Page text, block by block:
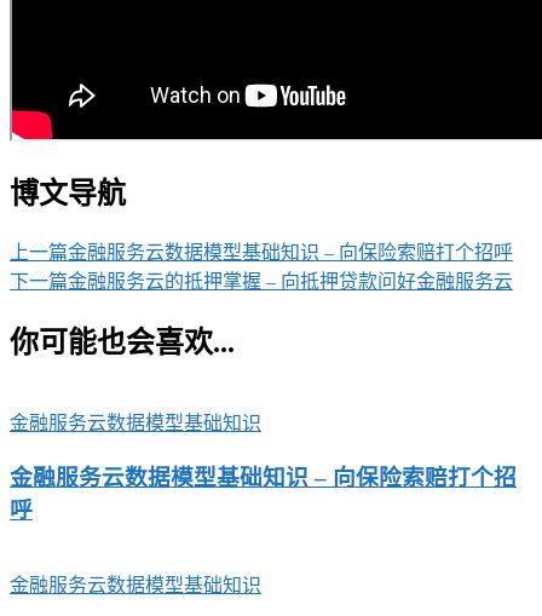
博文导航
上一篇金融服务云数据模型基础知识 – 向保险索赔打个招呼
下一篇金融服务云的抵押掌握 – 向抵押贷款问好金融服务云
你可能也会喜欢...
金融服务云数据模型基础知识
金融服务云数据模型基础知识 – 向保险索赔打个招
呼
金融服务云数据模型基础知识